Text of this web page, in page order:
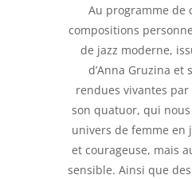
Au programme de
compositions
de jazz moderne,
d’Anna Gruzina et
rendues vivantes
son quatuor, qui
univers de femme en
et courageuse, mais
sensible. Ainsi que